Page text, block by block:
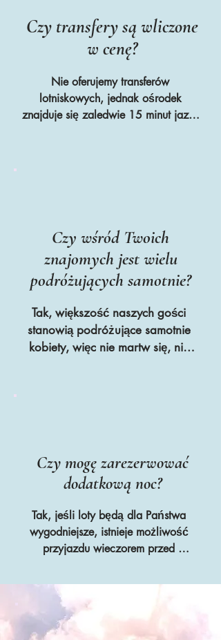
Czy transfery są wliczone
w cenę?
Nie oferujemy transferów
lotniskowych, jednak ośrodek
znajduje się zaledwie 15 minut jazdy
sobie wspólne taksówki, jeśli
przyjadą o podobnej porze.
Czy wśród Twoich
znajomych jest wielu
podróżujących samotnie?
Tak, większość naszych gości
stanowią podróżujące samotnie
kobiety, więc nie martw się, nie
Czy mogę zarezerwować
dodatkową noc?
Tak, jeśli loty będą dla Państwa
wygodniejsze, istnieje możliwość
przyjazdu wieczorem przed
17:00 za niewielką dodatkową
opłatą, która obejmuje kolację i
śniadanie w formie bufetu